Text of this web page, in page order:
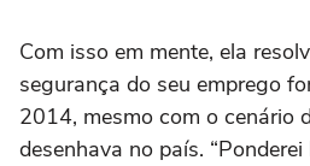
Com isso em mente, ela
segurança do seu emprego
2014, mesmo com o cenário
desenhava no país.